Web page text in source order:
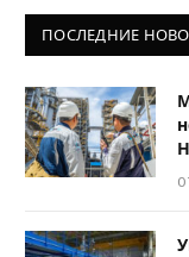
ПОСЛЕДНИЕ